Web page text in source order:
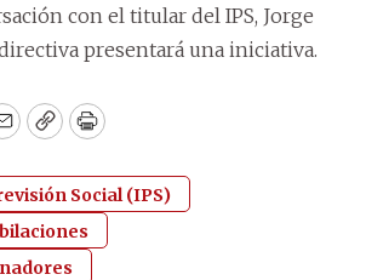
con el titular del IPS, Jorge
presentará una iniciativa.
EmailCopyPrint
Social (IPS)